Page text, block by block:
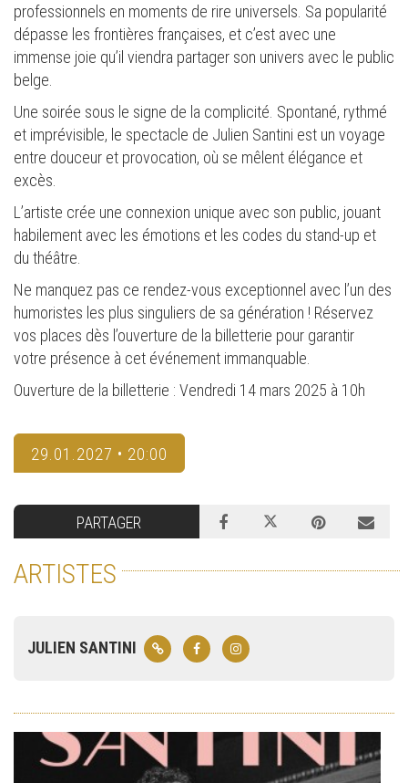
professionnels en moments de rire universels. Sa popularité
dépasse les frontières françaises, et c’est avec une
immense joie qu’il viendra partager son univers avec le public
belge.
Une soirée sous le signe de la complicité. Spontané, rythmé
et imprévisible, le spectacle de Julien Santini est un voyage
entre douceur et provocation, où se mêlent élégance et
excès.
L’artiste crée une connexion unique avec son public, jouant
habilement avec les émotions et les codes du stand-up et
du théâtre.
Ne manquez pas ce rendez-vous exceptionnel avec l’un des
humoristes les plus singuliers de sa génération ! Réservez
vos places dès l’ouverture de la billetterie pour garantir
votre présence à cet événement immanquable.
Ouverture de la billetterie : Vendredi 14 mars 2025 à 10h
29.01.2027 • 20:00
PARTAGER
ARTISTES
JULIEN SANTINI